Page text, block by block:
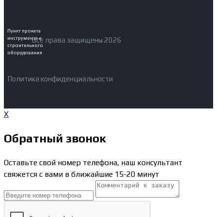
Пункт проката
инструмента и
строительного
оборудования
Все права защищены 2026
Политика конфиденциальности
X
Обратный звонок
Оставьте свой номер телефона, наш консультант
свяжется с вами в ближайшие 15-20 минут